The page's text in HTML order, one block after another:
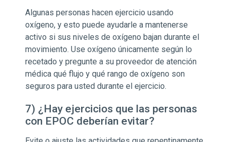
Algunas personas hacen ejercicio usando
oxígeno, y esto puede ayudarle a mantenerse
activo si sus niveles de oxígeno bajan durante el
movimiento. Use oxígeno únicamente según lo
recetado y pregunte a su proveedor de atención
médica qué flujo y qué rango de oxígeno son
seguros para usted durante el ejercicio.
7) ¿Hay ejercicios que las personas
con EPOC deberían evitar?